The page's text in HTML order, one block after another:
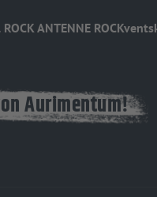
ANTENNE
Aurimentum!